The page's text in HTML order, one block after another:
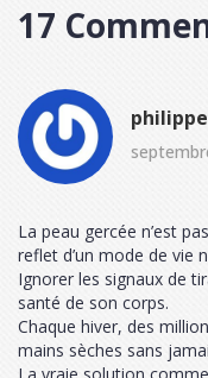
17
philippe
La peau gercée n’est
reflet d’un mode de vie
Ignorer les signaux de
santé de son corps.
Chaque hiver, des
mains sèches sans